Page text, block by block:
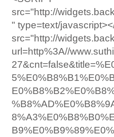
src="http://
" type=text/
src="http://
url=http%3A//